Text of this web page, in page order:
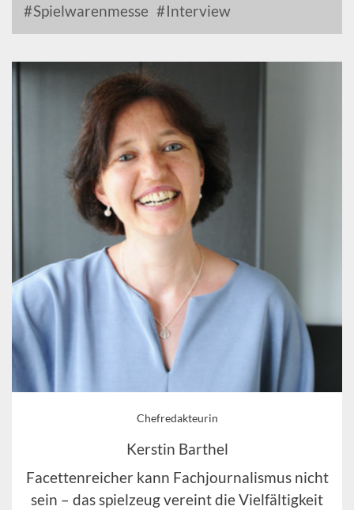
Spielwarenmesse Interview
Chefredakteurin
Kerstin Barthel
Facettenreicher kann Fachjournalismus nicht
sein – das spielzeug vereint die Vielfältigkeit